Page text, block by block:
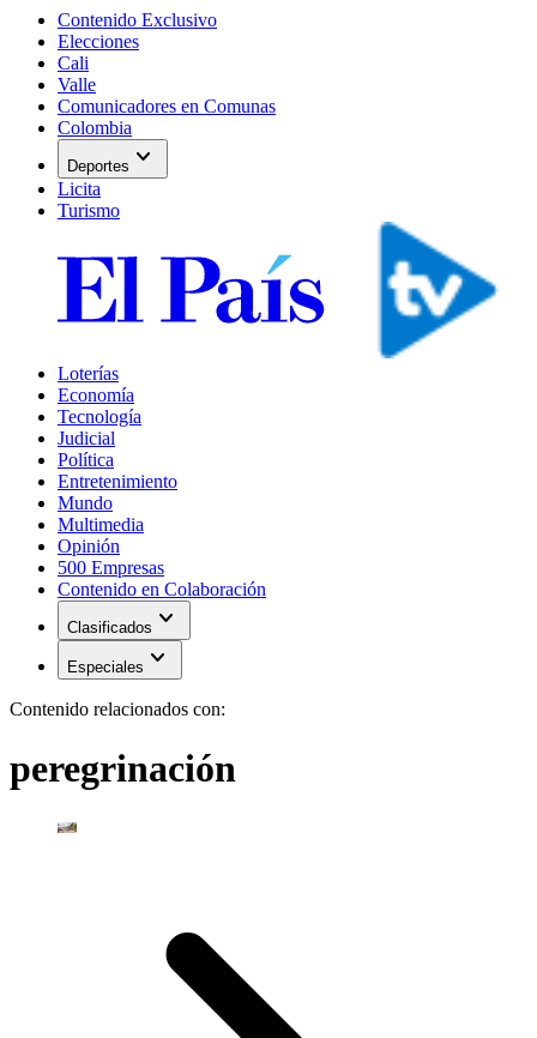
Contenido Exclusivo
Elecciones
Cali
Valle
Comunicadores en Comunas
Colombia
Deportes expand_more
Licita
Turismo
Loterías
Economía
Tecnología
Judicial
Política
Entretenimiento
Mundo
Multimedia
Opinión
500 Empresas
Contenido en Colaboración
Clasificados expand_more
Especiales expand_more
Contenido relacionados con:
peregrinación